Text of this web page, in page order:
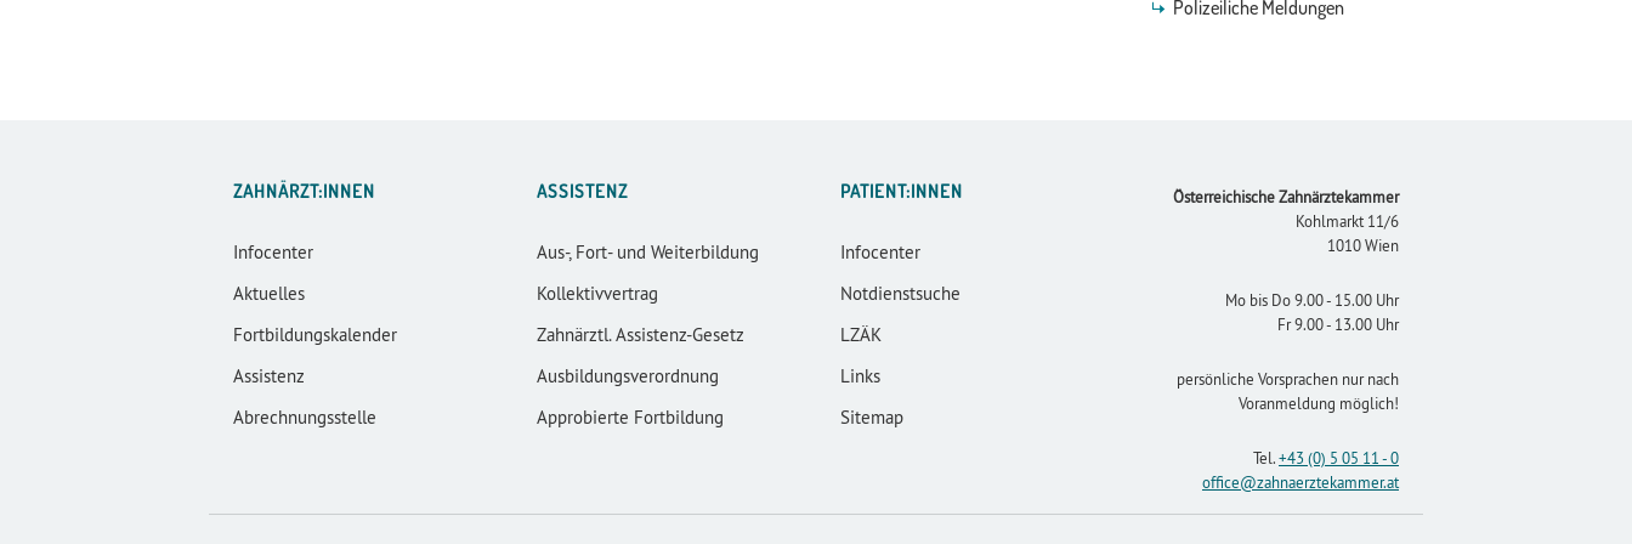
Polizeiliche Meldungen
ZAHNÄRZT:INNEN
Infocenter
Aktuelles
Fortbildungskalender
Assistenz
Abrechnungsstelle
ASSISTENZ
Aus-, Fort- und Weiterbildung
Kollektivvertrag
Zahnärztl. Assistenz-Gesetz
Ausbildungsverordnung
Approbierte Fortbildung
PATIENT:INNEN
Infocenter
Notdienstsuche
LZÄK
Links
Sitemap
Österreichische Zahnärztekammer
Kohlmarkt 11/6
1010 Wien
Mo bis Do 9.00 - 15.00 Uhr
Fr 9.00 - 13.00 Uhr
persönliche Vorsprachen nur nach
Voranmeldung möglich!
Tel.+43 (0) 5 05 11 - 0
office@zahnaerztekammer.at